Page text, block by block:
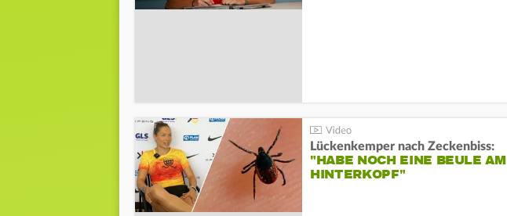
Lückenkemper nach Zeckenbiss:
"HABE NOCH EINE BEULE AM
HINTERKOPF"